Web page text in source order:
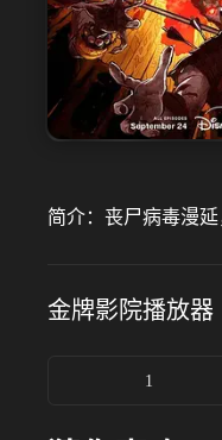
简介： 丧尸病毒漫
金牌影院播放器
1